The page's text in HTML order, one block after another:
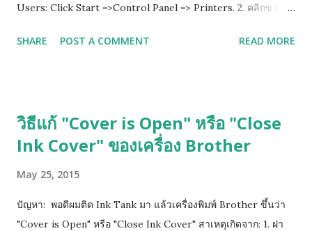
Users: Click Start =>Control Panel => Printers. 2. คลิกขวาที่
Advance แล้วติ๊กออกตรงช่อง Enable advanced printing
SHARE POST A COMMENT READ MORE
วิธีแก้ "Cover is Open" หรือ "Close
Ink Cover" ของเครื่อง Brother
May 25, 2015
ปัญหา: พอดีผมติด Ink Tank มา แล้วเครื่องพิมพ์ Brother ขึ้นว่า
"Cover is Open" หรือ "Close Ink Cover" สาเหตุเกิดจาก: 1. ฝา